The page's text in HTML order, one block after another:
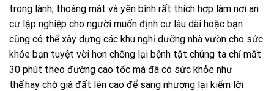
trong lành, thoáng mát và yên bình rất thích hợp làm nơi an
cư lập nghiệp cho người muốn định cư lâu dài hoặc bạn
cũng có thể xây dựng các khu nghỉ dưỡng nhà vườn cho sức
khỏe bạn tuyệt vời hơn chống lại bệnh tật chúng ta chỉ mất
30 phút theo đường cao tốc mà đã có sức khỏe như
thế.hay chờ giá đất lên cao để sang nhượng lại kiếm lời